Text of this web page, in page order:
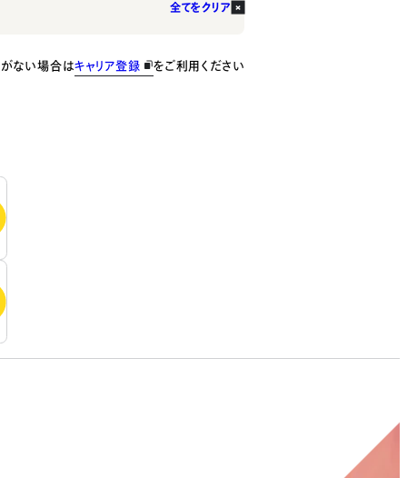
全てをクリア
ない場合はキャリア登録 をご利用ください